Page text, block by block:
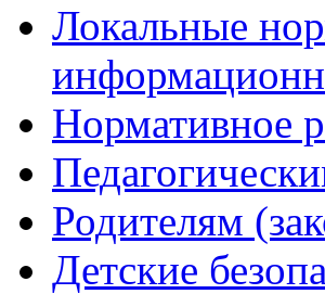
Локальные
Нормативное
Родителям
Детские